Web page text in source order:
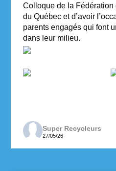
Colloque de la Fédération
du Québec et d’avoir
parents engagés qui font
dans leur milieu.
Super Recycleurs
27/05/26